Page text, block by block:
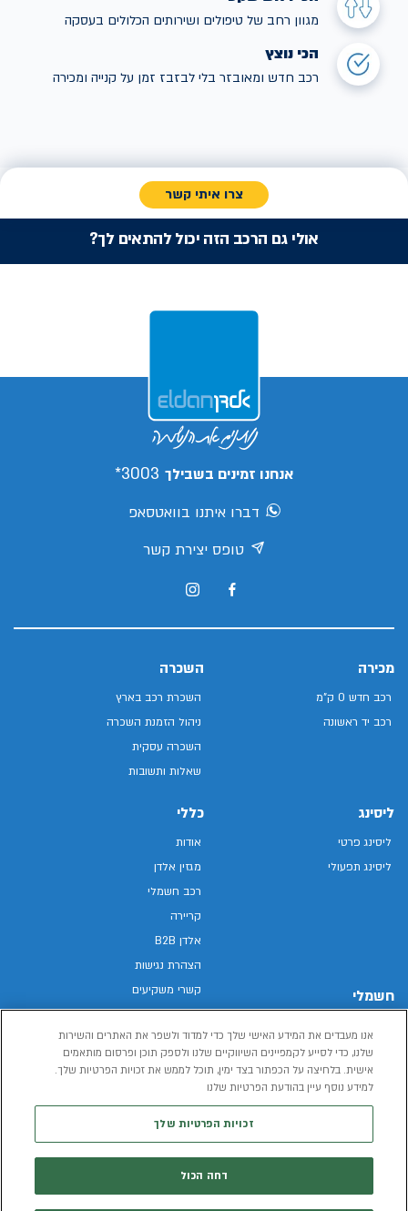
מגוון רחב של טיפולים ושירותים הכלולים בעסקה
הכי נוצץ
רכב חדש ומאובזר בלי לבזבז זמן על קנייה ומכירה
צרו איתי קשר
אולי גם הרכב הזה יכול להתאים לך?
אנחנו זמינים בשבילך 3003*
דברו איתנו בוואטסאפ
טופס יצירת קשר
מכירה
רכב חדש 0 ק"מ
רכב יד ראשונה
השכרה
השכרת רכב בארץ
ניהול הזמנת השכרה
השכרה עסקית
שאלות ותשובות
ליסינג
ליסינג פרטי
ליסינג תפעולי
חשמלי
רכב חשמלי
הכל על רכב חשמלי
כללי
אודות
מגזין אלדן
רכב חשמלי
קריירה
אלדן B2B
הצהרת נגישות
קשרי משקיעים
מפת האתר
מדיניות פרטיות
תנאי שימוש
המידע שיימסר על ידך במהלך השימוש באתר יישמר וישמש את אלדן, או צד שלישי,
אנו מעבדים את המידע האישי שלך כדי למדוד ולשפר את האתרים והשירות
שלנו, כדי לסייע לקמפיינים השיווקיים שלנו ולספק תוכן ופרסום מותאמים
אישית. בלחיצה על הכפתור בצד ימין, תוכל לממש את זכויות הפרטיות שלך.
למידע נוסף עיין בהודעת הפרטיות שלנו
זכויות הפרטיות שלך
דחה הכול